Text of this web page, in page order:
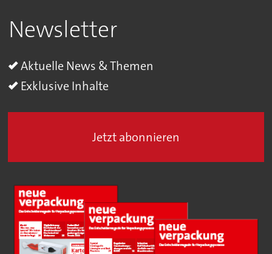
Newsletter
Aktuelle News & Themen
Exklusive Inhalte
Jetzt abonnieren